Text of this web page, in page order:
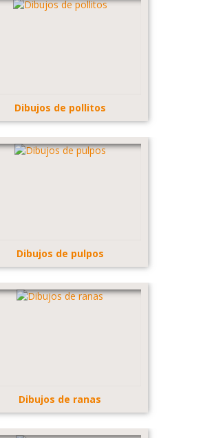
Dibujos de pollitos
Dibujos de pulpos
Dibujos de ranas